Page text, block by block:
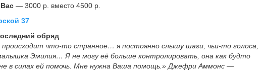
— 3000 р. вместо 4500 р.
37
обряд
что-то странное… я постоянно слышу шаги, чьи-то голоса,
Эмилия… Я не могу её больше контролировать, она как будто
в силах ей помочь. Мне нужна Ваша помощь.» Джефри Аммонс —